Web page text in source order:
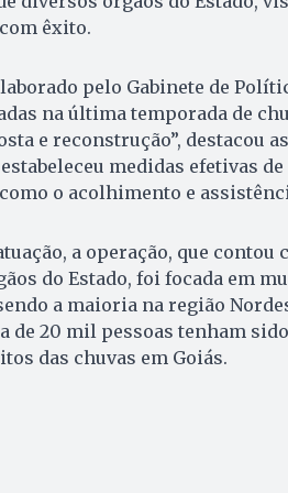
êxito.
pelo Gabinete de
na última temporada de
e reconstrução”, destacou
medidas efetivas
o acolhimento e
a operação, que contou
do Estado, foi focada em
a maioria na região
de 20 mil pessoas tenham
das chuvas em Goiás.